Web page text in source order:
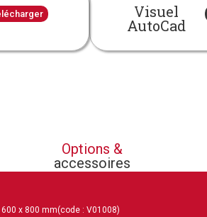
Visuel
AutoCad
Options &
accessoires
x 800 mm(code : V01008)